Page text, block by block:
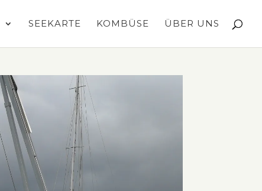
SEEKARTE KOMBÜSE ÜBER UNS